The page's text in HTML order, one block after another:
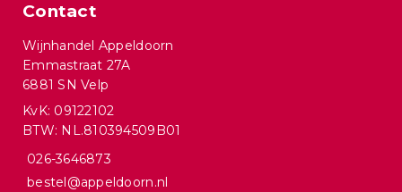
Contact
Wijnhandel Appeldoorn
Emmastraat 27A
6881 SN Velp
KvK: 09122102
BTW: NL.810394509B01
026-3646873
bestel@appeldoorn.nl